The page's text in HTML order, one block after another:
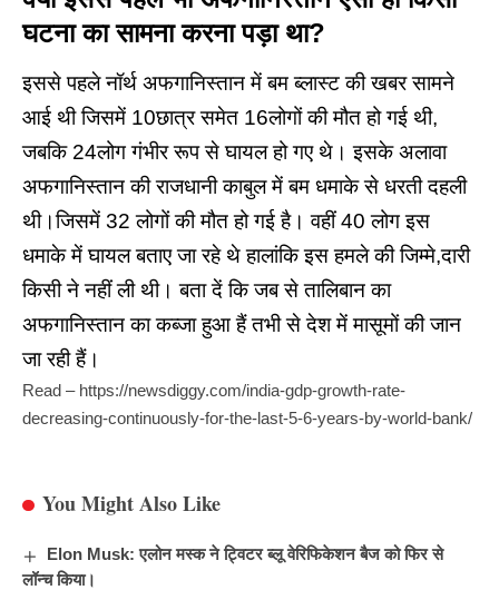
घटना का सामना करना पड़ा था?
इससे पहले नॉर्थ अफगानिस्तान में बम ब्लास्ट की खबर सामने
आई थी जिसमें 10छात्र समेत 16लोगों की मौत हो गई थी,
जबकि 24लोग गंभीर रूप से घायल हो गए थे। इसके अलावा
अफगानिस्तान की राजधानी काबुल में बम धमाके से धरती दहली
थी।जिसमें 32 लोगों की मौत हो गई है। वहीं 40 लोग इस
धमाके में घायल बताए जा रहे थे हालांकि इस हमले की जिम्मे,दारी
किसी ने नहीं ली थी। बता दें कि जब से तालिबान का
अफगानिस्तान का कब्जा हुआ हैं तभी से देश में मासूमों की जान
जा रही हैं।
Read –https://newsdiggy.com/india-gdp-growth-rate-
decreasing-continuously-for-the-last-5-6-years-by-world-bank/
You Might Also Like
Elon Musk: एलोन मस्क ने ट्विटर ब्लू वेरिफिकेशन बैज को फिर से
लॉन्च किया।